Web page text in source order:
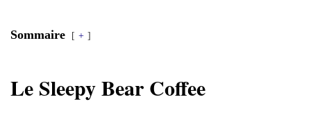
Sommaire +
Le Sleepy Bear Coffee